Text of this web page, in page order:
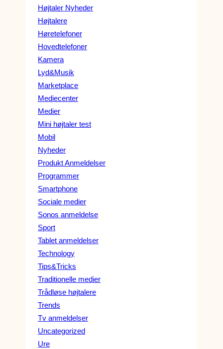
Højtaler Nyheder
Højtalere
Høretelefoner
Hovedtelefoner
Kamera
Lyd&Musik
Marketplace
Mediecenter
Medier
Mini højtaler test
Mobil
Nyheder
Produkt Anmeldelser
Programmer
Smartphone
Sociale medier
Sonos anmeldelse
Sport
Tablet anmeldelser
Technology
Tips&Tricks
Traditionelle medier
Trådløse højtalere
Trends
Tv anmeldelser
Uncategorized
Ure